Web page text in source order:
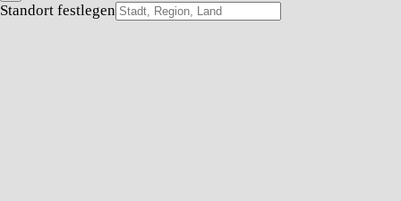
Standort festlegen